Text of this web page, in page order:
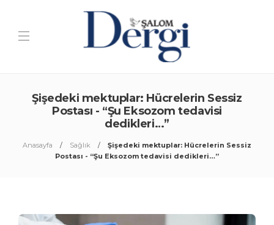
Şişedeki mektuplar: Hücrelerin Sessiz
Postası - “Şu Eksozom tedavisi
dedikleri…”
Anasayfa Sağlık
Şişedeki mektuplar: Hücrelerin Sessiz
Postası - “Şu Eksozom tedavisi dedikleri…”